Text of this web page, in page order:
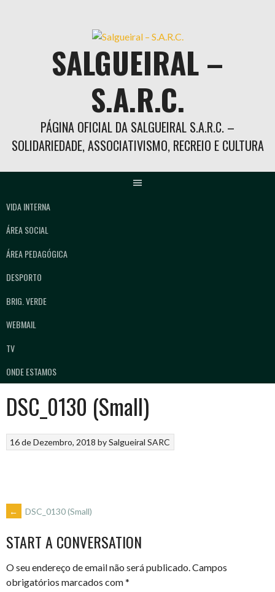
SALGUEIRAL –
S.A.R.C.
PÁGINA OFICIAL DA SALGUEIRAL S.A.R.C. –
SOLIDARIEDADE, ASSOCIATIVISMO, RECREIO E CULTURA
VIDA INTERNA
ÁREA SOCIAL
ÁREA PEDAGÓGICA
DESPORTO
BRIG. VERDE
WEBMAIL
TV
ONDE ESTAMOS
DSC_0130 (Small)
16 de Dezembro, 2018 bySalgueiral SARC
POST
NAVIGATION
← DSC_0130 (Small)
START A CONVERSATION
O seu endereço de email não será publicado.Campos
obrigatórios marcados com*